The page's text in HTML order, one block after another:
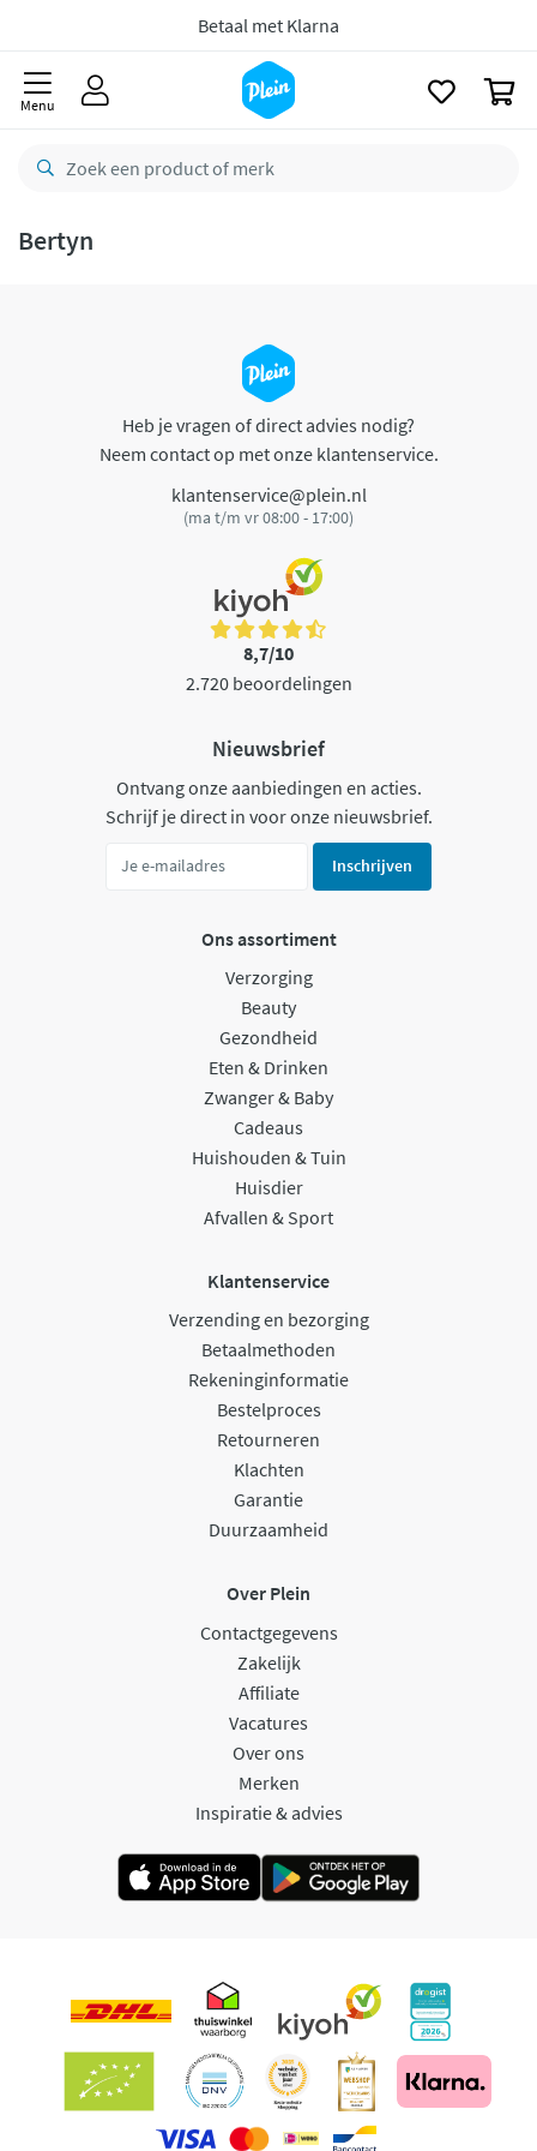
Betaal met Klarna
Menu
Bertyn
Heb je vragen of direct advies nodig?
Neem contact op met onze klantenservice.
klantenservice@plein.nl
(ma t/m vr 08:00 - 17:00)
8,7/10
2.720 beoordelingen
Nieuwsbrief
Ontvang onze aanbiedingen en acties.
Schrijf je direct in voor onze nieuwsbrief.
Inschrijven
Ons assortiment
Verzorging
Beauty
Gezondheid
Eten & Drinken
Zwanger & Baby
Cadeaus
Huishouden & Tuin
Huisdier
Afvallen & Sport
Klantenservice
Verzending en bezorging
Betaalmethoden
Rekeninginformatie
Bestelproces
Retourneren
Klachten
Garantie
Duurzaamheid
Over Plein
Contactgegevens
Zakelijk
Affiliate
Vacatures
Over ons
Merken
Inspiratie & advies